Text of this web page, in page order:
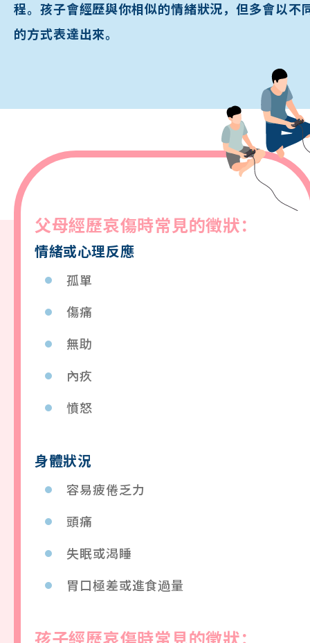
程。孩子會經歷與你相似的情緒狀況，但多會以不
的方式表達出來。
父母經歷哀傷時常見的徵狀：
情緒或心理反應
孤單
傷痛
無助
內疚
憤怒
身體狀況
容易疲倦乏力
頭痛
失眠或渴睡
胃口極差或進食過量